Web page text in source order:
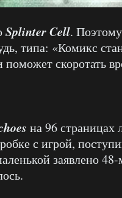
Splinter Cell.
типа: «Комикс
скоротать
на 96 страницах
с игрой,
заявлено